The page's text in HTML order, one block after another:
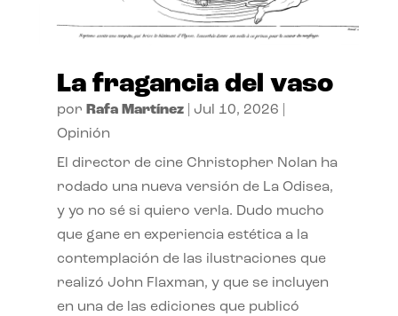
La fragancia del vaso
por Rafa Martínez| Jul 10, 2026
Opinión
El director de cine Christopher Nolan ha
rodado una nueva versión de La Odisea,
y yo no sé si quiero verla. Dudo mucho
que gane en experiencia estética a la
contemplación de las ilustraciones que
realizó John Flaxman, y que se incluyen
en una de las ediciones que publicó